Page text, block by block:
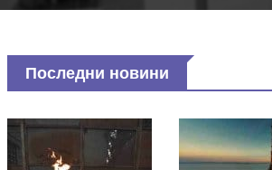
Последни новини